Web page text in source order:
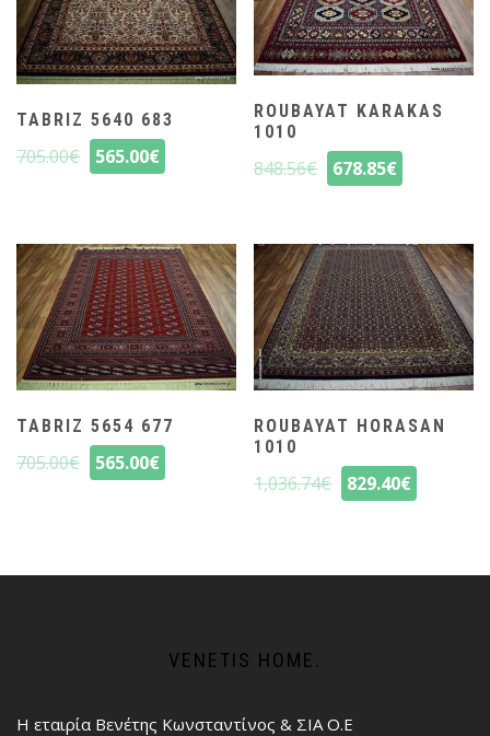
TABRIZ 5640 683
705.00€ 565.00€
ROUBAYAT KARAKAS
1010
848.56€ 678.85€
TABRIZ 5654 677
705.00€ 565.00€
ROUBAYAT HORASAN
1010
1,036.74€ 829.40€
VENETIS HOME.
Η εταιρία Βενέτης Κωνσταντίνος & ΣΙΑ Ο.Ε